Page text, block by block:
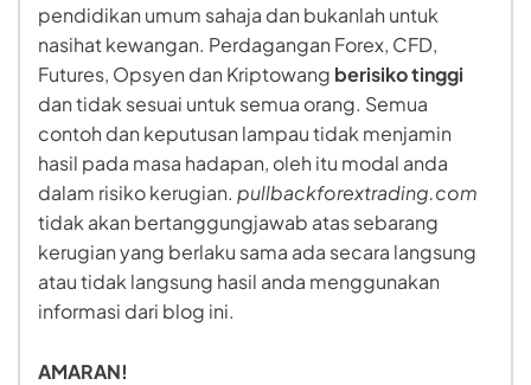
pendidikan umum sahaja dan bukanlah untuk
nasihat kewangan. Perdagangan Forex, CFD,
Futures, Opsyen dan Kriptowang berisiko tinggi
dan tidak sesuai untuk semua orang. Semua
contoh dan keputusan lampau tidak menjamin
hasil pada masa hadapan, oleh itu modal anda
dalam risiko kerugian. pullbackforextrading.com
tidak akan bertanggungjawab atas sebarang
kerugian yang berlaku sama ada secara langsung
atau tidak langsung hasil anda menggunakan
informasi dari blog ini.
AMARAN!